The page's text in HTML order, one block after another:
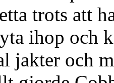
trots att
ihop och
jakter och